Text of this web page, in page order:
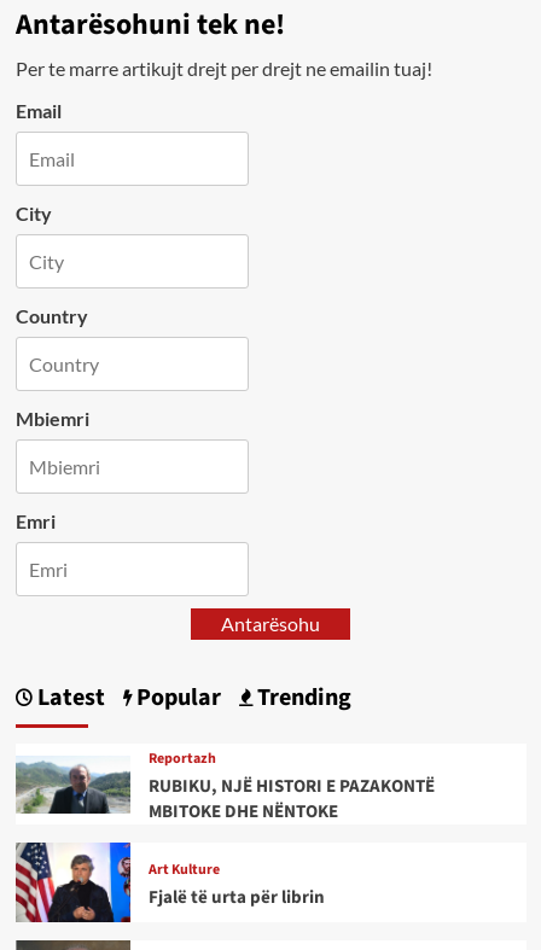
Antarësohuni tek ne!
Per te marre artikujt drejt per drejt ne emailin tuaj!
Email
City
Country
Mbiemri
Emri
Antarësohu
Latest Popular Trending
Reportazh
RUBIKU, NJË HISTORI E PAZAKONTË
MBITOKE DHE NËNTOKE
Art Kulture
Fjalë të urta për librin